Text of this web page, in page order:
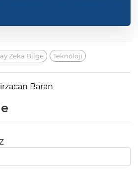
Zeka Bi̇lge Teknoloji
Baran